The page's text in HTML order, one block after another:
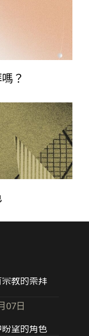
？
教的崇拜
07日
望的角色